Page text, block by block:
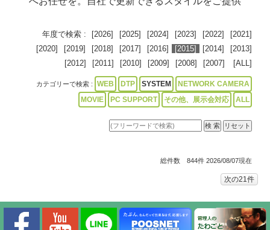
年度で検索 : [2026] [2025] [2024] [2023] [2022]
[2021]
[2020]
[2019] [2018] [2017] [2016] [2015] [2014]
[2013]
[2012]
[2011] [2010] [2009] [2008] [2007] [ALL]
カテゴリーで検索 : WEB DTP SYSTEM
NETWORK CAMERA
MOVIE
PC SUPPORT その他、展示会対応 ALL
総件数 844件 2026/08/07現在
次の21件